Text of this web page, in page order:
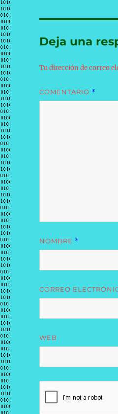
Deja una
Tu dirección de correo
COMENTARIO *
NOMBRE *
CORREO
WEB